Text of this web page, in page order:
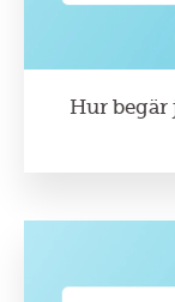
Hur begär